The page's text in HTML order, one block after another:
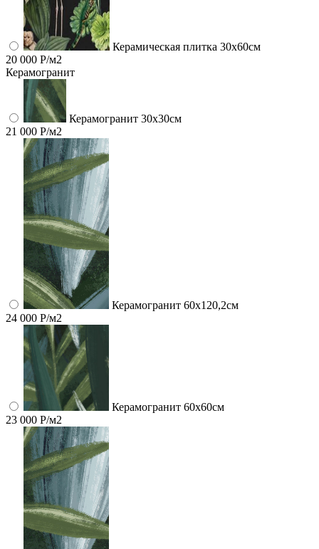
Керамическая плитка 30x60см
20 000 Р/м2
Керамогранит
Керамогранит 30х30см
21 000 Р/м2
Керамогранит 60x120,2см
24 000 Р/м2
Керамогранит 60x60см
23 000 Р/м2